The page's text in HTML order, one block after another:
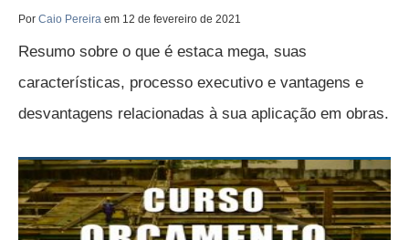
Por Caio Pereira em 12 de fevereiro de 2021
Resumo sobre o que é estaca mega, suas
características, processo executivo e vantagens e
desvantagens relacionadas à sua aplicação em obras.